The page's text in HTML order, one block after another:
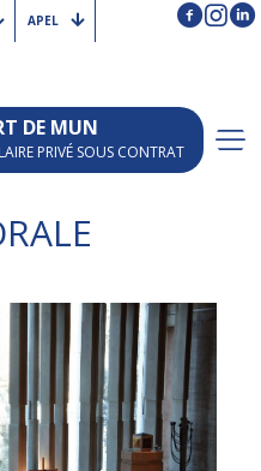
APEL
DE MUN
PRIVÉ SOUS CONTRAT